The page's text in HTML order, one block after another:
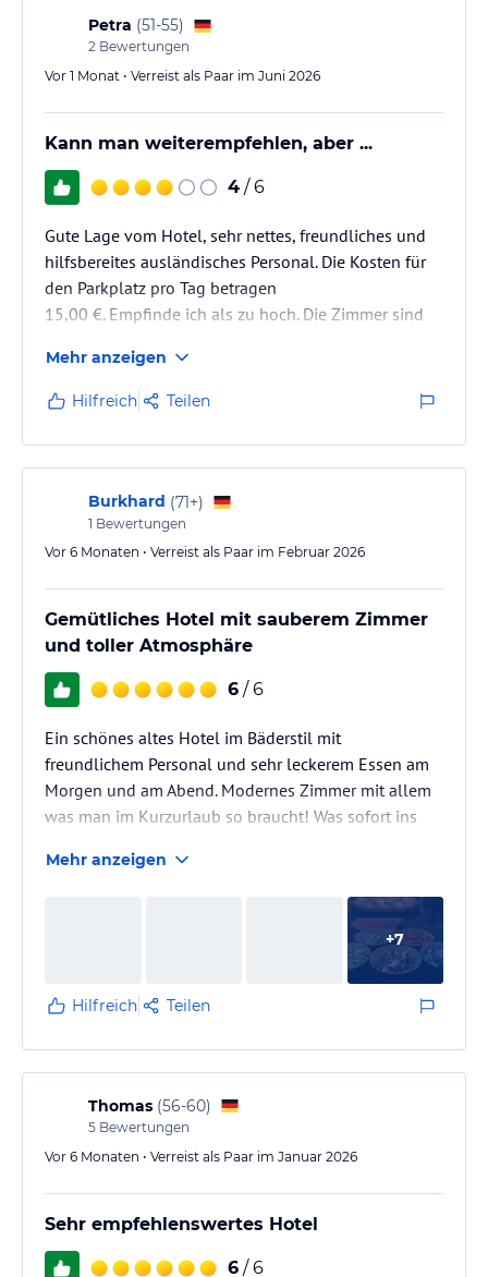
Petra (51-55)
2 Bewertungen
Vor 1 Monat • Verreist als Paar im Juni 2026
Kann man weiterempfehlen, aber ...
4 / 6
Gute Lage vom Hotel, sehr nettes, freundliches und
hilfsbereites ausländisches Personal. Die Kosten für
den Parkplatz pro Tag betragen
15,00 €. Empfinde ich als zu hoch. Die Zimmer sind
Klimaanlage, Rollos oder Jalousien um die Wärme
abzuschirmen. Nur die Vorhänge reichen leider nicht
aus. Ein Wäscheständer im Sommer zum Handtücher
und Badesachen trocknen wäre toll. Im Bad
funktioniert der Heizkörper bei sommerlichen
Außentemperaturen nicht. Die Außenanlagen…
Mehr anzeigen
Hilfreich Teilen
Burkhard (71+)
1 Bewertungen
Vor 6 Monaten • Verreist als Paar im Februar 2026
Gemütliches Hotel mit sauberem Zimmer
und toller Atmosphäre
6 / 6
Ein schönes altes Hotel im Bäderstil mit
freundlichem Personal und sehr leckerem Essen am
Morgen und am Abend. Modernes Zimmer mit allem
was man im Kurzurlaub so braucht! Was sofort ins
Bereichen des Hauses. Unbedingt erwähnenswert war
die angenehm warme Atmosphäre im Hotel, während
draußen bei Minus 10 Grad C und schneidendem
Mehr anzeigen
+7
Hilfreich Teilen
Thomas (56-60)
5 Bewertungen
Vor 6 Monaten • Verreist als Paar im Januar 2026
Sehr empfehlenswertes Hotel
6 / 6